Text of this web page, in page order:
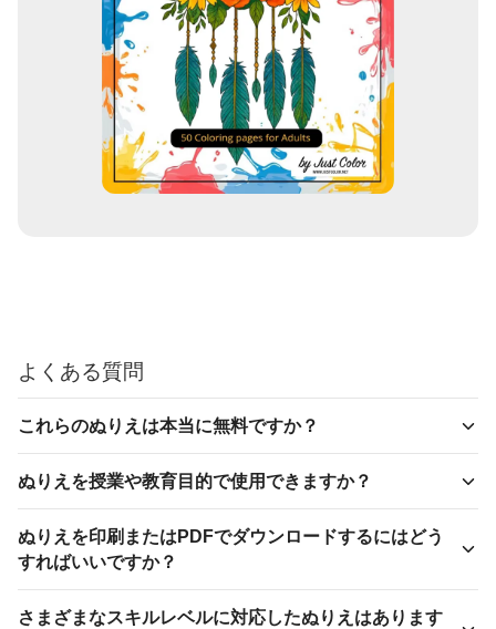
よくある質問
これらのぬりえは本当に無料ですか？
ぬりえを授業や教育目的で使用できますか？
ぬりえを印刷またはPDFでダウンロードするにはどう
すればいいですか？
さまざまなスキルレベルに対応したぬりえはあります